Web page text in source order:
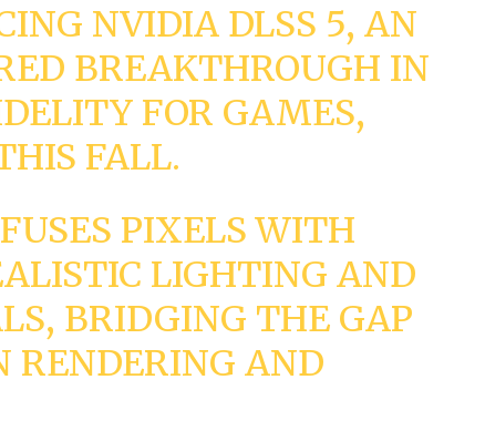
NVIDIA DLSS 5, AN
BREAKTHROUGH IN
FOR GAMES,
FALL.
PIXELS WITH
LIGHTING AND
BRIDGING THE GAP
RENDERING AND